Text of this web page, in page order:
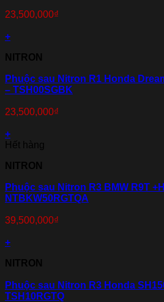
23,500,000₫
+
NITRON
Phuộc sau Nitron R1 Honda
– TSH00SGBK
23,500,000₫
+
Hết hàng
NITRON
Phuộc sau Nitron R3 BMW R9T
NTBKW50RGTQA
39,500,000₫
+
NITRON
Phuộc sau Nitron R3 Honda
TSH10RGTQ